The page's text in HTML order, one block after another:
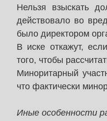
Нельзя взыскать
действовало во
было директором
В иске откажут,
того, чтобы
Миноритарный
что фактически
Иные особенности